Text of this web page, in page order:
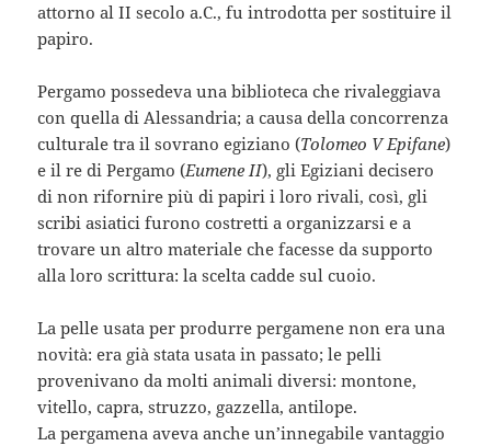
attorno al II secolo a.C., fu introdotta per sostituire il
papiro.
Pergamo possedeva una biblioteca che rivaleggiava
con quella di Alessandria; a causa della concorrenza
culturale tra il sovrano egiziano (Tolomeo V Epifane)
e il re di Pergamo (Eumene II), gli Egiziani decisero
di non rifornire più di papiri i loro rivali, così, gli
scribi asiatici furono costretti a organizzarsi e a
trovare un altro materiale che facesse da supporto
alla loro scrittura: la scelta cadde sul cuoio.
La pelle usata per produrre pergamene non era una
novità: era già stata usata in passato; le pelli
provenivano da molti animali diversi: montone,
vitello, capra, struzzo, gazzella, antilope.
La pergamena aveva anche un’innegabile vantaggio